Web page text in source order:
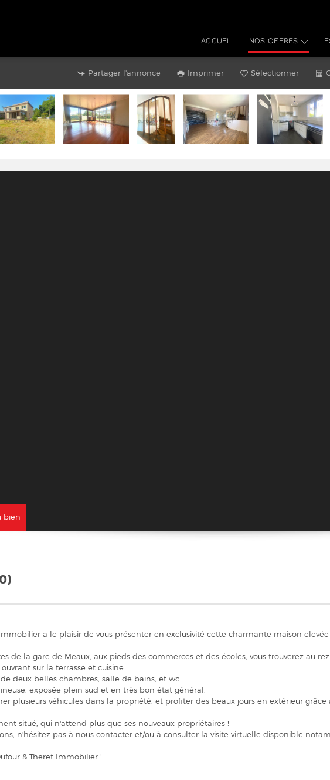
ACCUEIL NOS OFFRES
Partager l'annonce Imprimer Sélectionner
bien
a le plaisir de vous présenter en exclusivité cette charmante maison
de la gare de Meaux, aux pieds des commerces et des écoles, vous trouverez au
sur la terrasse et cuisine.
deux belles chambres, salle de bains, et wc.
exposée plein sud et en très bon état général.
plusieurs véhicules dans la propriété, et profiter des beaux jours en extérieur grâce
situé, qui n'attend plus que ses nouveaux propriétaires !
n'hésitez pas à nous contacter et/ou à consulter la visite virtuelle disponible
& Theret Immobilier !